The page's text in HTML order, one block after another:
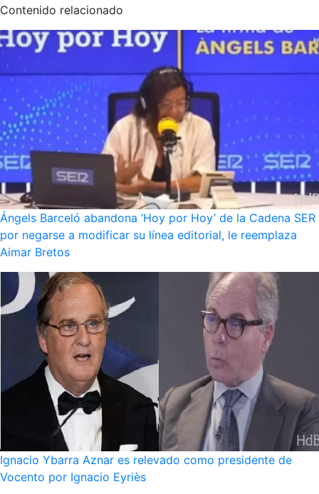
Contenido relacionado
Ángels Barceló abandona ‘Hoy por Hoy’ de la Cadena SER
por negarse a modificar su línea editorial, le reemplaza
Aimar Bretos
Ignacio Ybarra Aznar es relevado como presidente de
Vocento por Ignacio Eyriès